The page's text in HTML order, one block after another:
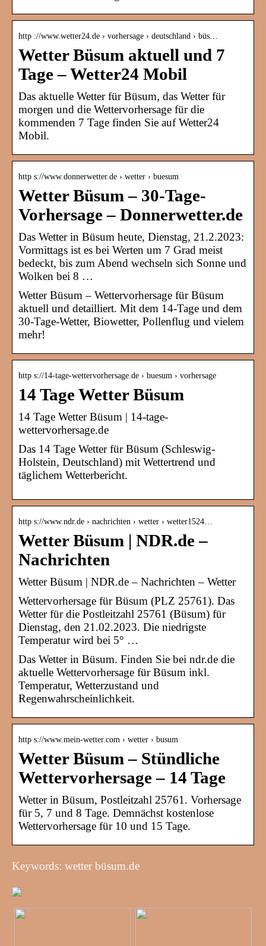
http ://www.wetter24.de › vorhersage › deutschland › büs…
Wetter Büsum aktuell und 7
Tage – Wetter24 Mobil
Das aktuelle Wetter für Büsum, das Wetter für
morgen und die Wettervorhersage für die
kommenden 7 Tage finden Sie auf Wetter24
Mobil.
http s://www.donnerwetter.de › wetter › buesum
Wetter Büsum – 30-Tage-
Vorhersage – Donnerwetter.de
Das Wetter in Büsum heute, Dienstag, 21.2.2023:
Vormittags ist es bei Werten um 7 Grad meist
bedeckt, bis zum Abend wechseln sich Sonne und
Wolken bei 8 …
Wetter Büsum – Wettervorhersage für Büsum
aktuell und detailliert. Mit dem 14-Tage und dem
30-Tage-Wetter, Biowetter, Pollenflug und vielem
mehr!
http s://14-tage-wettervorhersage.de › buesum › vorhersage
14 Tage Wetter Büsum
14 Tage Wetter Büsum | 14-tage-
wettervorhersage.de
Das 14 Tage Wetter für Büsum (Schleswig-
Holstein, Deutschland) mit Wettertrend und
täglichem Wetterbericht.
http s://www.ndr.de › nachrichten › wetter › wetter1524…
Wetter Büsum | NDR.de –
Nachrichten
Wetter Büsum | NDR.de – Nachrichten – Wetter
Wettervorhersage für Büsum (PLZ 25761). Das
Wetter für die Postleitzahl 25761 (Büsum) für
Dienstag, den 21.02.2023. Die niedrigste
Temperatur wird bei 5° …
Das Wetter in Büsum. Finden Sie bei ndr.de die
aktuelle Wettervorhersage für Büsum inkl.
Temperatur, Wetterzustand und
Regenwahrscheinlichkeit.
http s://www.mein-wetter.com › wetter › busum
Wetter Büsum – Stündliche
Wettervorhersage – 14 Tage
Wetter in Büsum, Postleitzahl 25761. Vorhersage
für 5, 7 und 8 Tage. Demnächst kostenlose
Wettervorhersage für 10 und 15 Tage.
Keywords: wetter büsum.de